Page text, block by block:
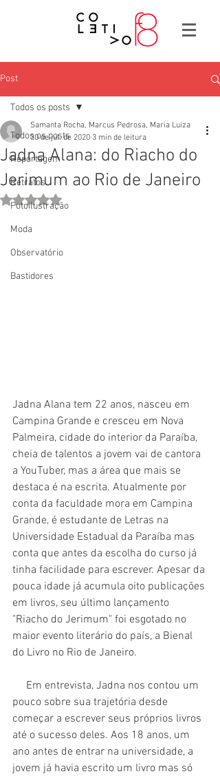
Post
Todos os posts
Reportagem
Retratos
Fotoilustração
Moda
Observatório
Bastidores
Todos os posts
Jadna Alana: do Riacho do
Jerimum ao Rio de Janeiro
Samanta Rocha, Marcus Pedrosa, Maria Luiza
30 de jul. de 2020 3 min de leitura
Avaliado com NaN de 5 estrelas.
Jadna Alana tem 22 anos, nasceu em
Campina Grande e cresceu em Nova
Palmeira, cidade do interior da Paraíba,
cheia de talentos a jovem vai de cantora
a YouTuber, mas a área que mais se
destaca é na escrita. Atualmente por
conta da faculdade mora em Campina
Grande, é estudante de Letras na
Universidade Estadual da Paraíba mas
conta que antes da escolha do curso já
tinha facilidade para escrever. Apesar da
pouca idade já acumula oito publicações
em livros, seu último lançamento
"Riacho do Jerimum" foi esgotado no
maior evento literário do país, a Bienal
do Livro no Rio de Janeiro.
pouco sobre sua trajetória desde
começar a escrever seus próprios livros
até o sucesso deles. Aos 18 anos, um
ano antes de entrar na universidade, a
jovem já havia escrito um livro mas só